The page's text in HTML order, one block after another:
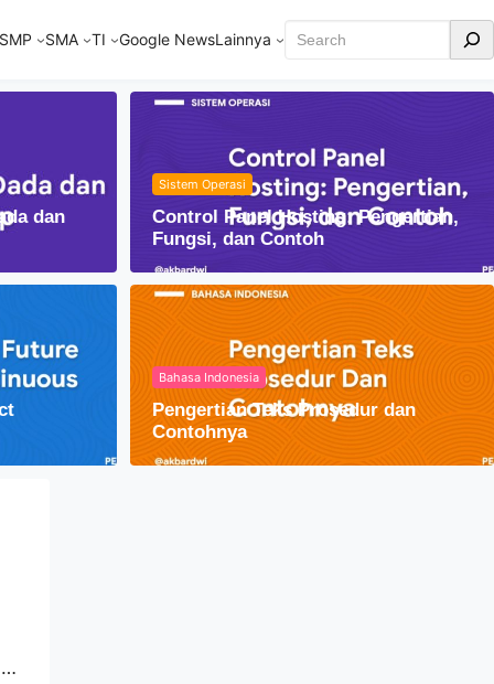
SMP SMA TI Google NewsLainnya Cari
Kehidupan Sehari-hari
dan
Sistem Operasi
Control Panel Hosting: Pengertian,
Fungsi, dan Contoh
Bahasa Indonesia
Pengertian Teks Prosedur dan
Contohnya